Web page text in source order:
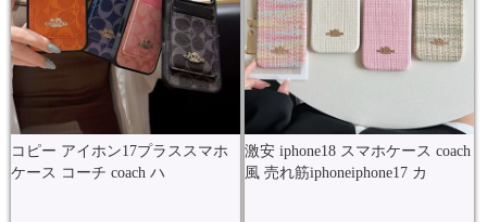
コピー アイホン17プラススマホ
ケース コーチ coach ハ
激安 iphone18 スマホケース coach
風 売れ筋iphoneiphone17 カ